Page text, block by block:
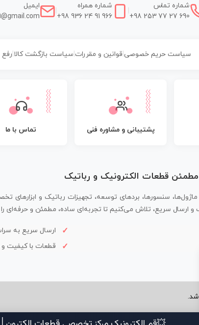
شماره تماس
+98 253 77 27 690
شماره همراه
+98 936 24 91 966
ایمیل
سیاست حریم خصوصی| قوانین و مقررات سیاست بازگشت کالا رفع
پشتیبانی و مشاوره فنی تماس با ما
مطمئن قطعات الکترونیک و رباتیک
ماژول‌ها، سنسورها، بردهای توسعه، تجهیزات رباتیک و ابزارهای
سریع، تلاش می‌کنیم تا تجربه‌ای ساده، مطمئن و حرفه‌ای را
ارسال سریع به
قطعات با کیفیت